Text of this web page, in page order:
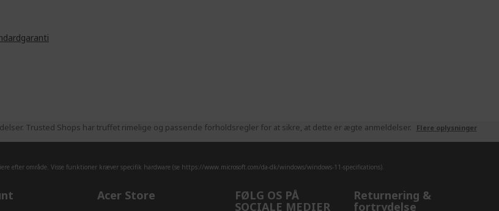
Trusted Shops har truffet rimelige og passende forholdsregler for at sikre, at dette er ægte anmeldelser. Flere oplysninger
efter område. Visse funktioner kræver specifik hardware (se https://www.microsoft.com/da-dk/windows/windows-11-specifications).
Acer Store FØLG OS PÅ
SOCIALE MEDIER
Returnering &
fortrydelse